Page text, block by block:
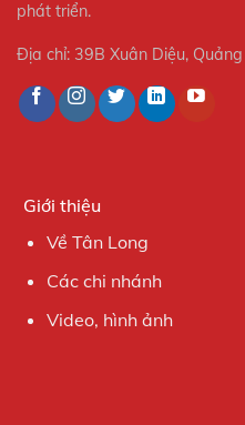
phát triển.
Địa chỉ: 39B Xuân Diệu,
Giới thiệu
Về Tân Long
Các chi nhánh
Video, hình ảnh